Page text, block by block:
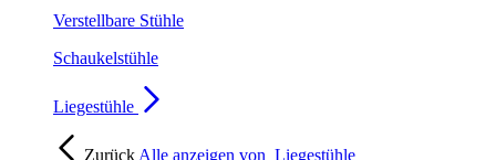
Verstellbare Stühle
Schaukelstühle
Liegestühle
Zurück Alle anzeigen von Liegestühle